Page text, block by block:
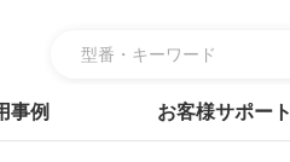
事例 お客様サポート